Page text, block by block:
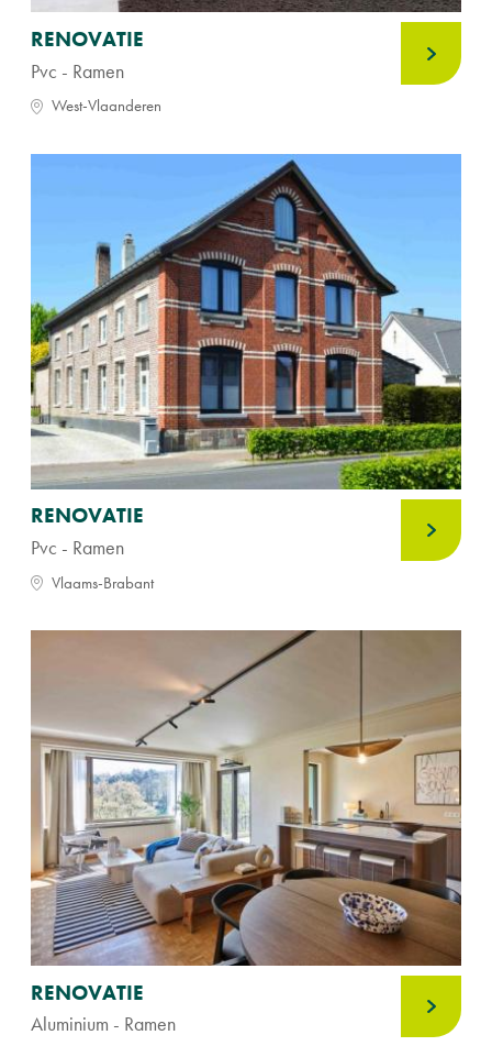
RENOVATIE
Pvc - Ramen
West-Vlaanderen
RENOVATIE
Pvc - Ramen
Vlaams-Brabant
RENOVATIE
Aluminium - Ramen